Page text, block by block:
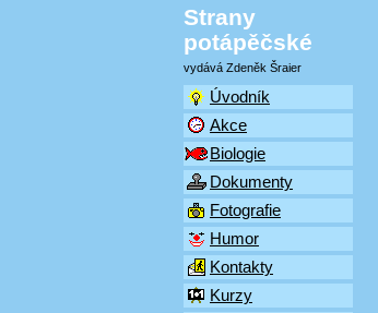
Strany
potápěčské
vydává Zdeněk Šraier
Úvodník
Akce
Biologie
Dokumenty
Fotografie
Humor
Kontakty
Kurzy